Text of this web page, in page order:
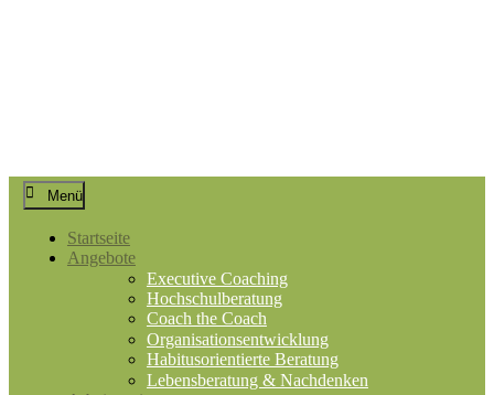
Menü
Startseite
Angebote
Executive Coaching
Hochschulberatung
Coach the Coach
Organisationsentwicklung
Habitusorientierte Beratung
Lebensberatung & Nachdenken